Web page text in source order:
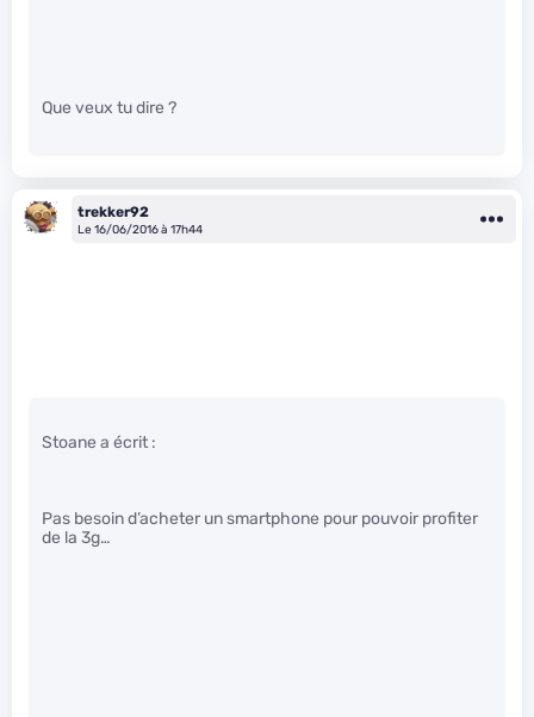
Que veux tu dire ?
trekker92
Le 16/06/2016 à 17h44
Stoane a écrit :
Pas besoin d’acheter un smartphone pour pouvoir profiter
de la 3g…